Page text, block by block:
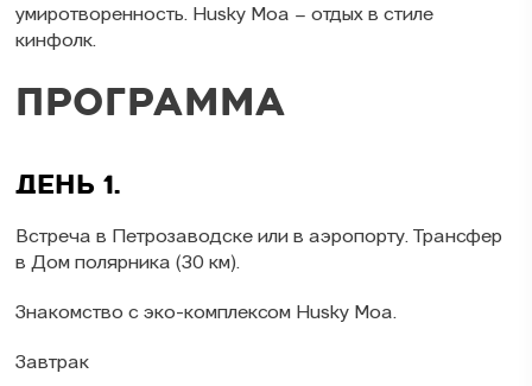
умиротворенность. Husky Moa – отдых в стиле
кинфолк.
ПРОГРАММА
ДЕНЬ 1.
Встреча в Петрозаводске или в аэропорту. Трансфер
в Дом полярника (30 км).
Знакомство с эко-комплексом Husky Moa.
Завтрак